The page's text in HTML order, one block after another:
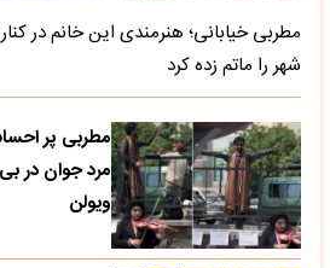
مطربی خیابانی؛ هنرمندی این خانم در کنار
شهر را ماتم زده کرد
مطربی پر
مرد جوان در
ویولن